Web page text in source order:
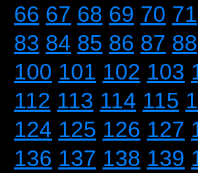
66 67 68 69 70 71
83 84 85 86 87 88
100 101 102 103
112 113 114 115
124 125 126 127
136 137 138 139